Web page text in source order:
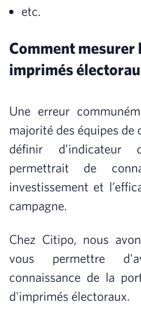
etc.
Comment mesurer
imprimés
Une erreur
majorité des équipes de
définir d’indicateur
permettrait de
investissement et
campagne.
Chez Citipo, nous
vous permettre
connaissance de la
d'imprimés électoraux.